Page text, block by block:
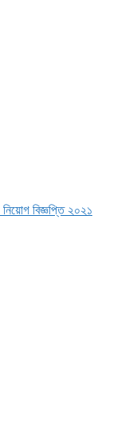
নিয়োগ বিজ্ঞপ্তি ২০২১